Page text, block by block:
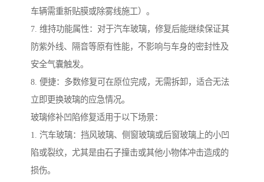
车辆需重新贴膜或除雾线施工）。
7. 维持功能属性：对于汽车玻璃，修复后能继续保证其
防紫外线、隔音等原有性能，不影响与车身的密封性及
安全气囊触发。
8. 便捷：多数修复可在原位完成，无需拆卸，适合无法
立即更换玻璃的应急情况。
玻璃修补凹陷修复适用于以下场景：
1. 汽车玻璃：挡风玻璃、侧窗玻璃或后窗玻璃上的小凹
陷或裂纹，尤其是由石子撞击或其他小物体冲击造成的
损伤。